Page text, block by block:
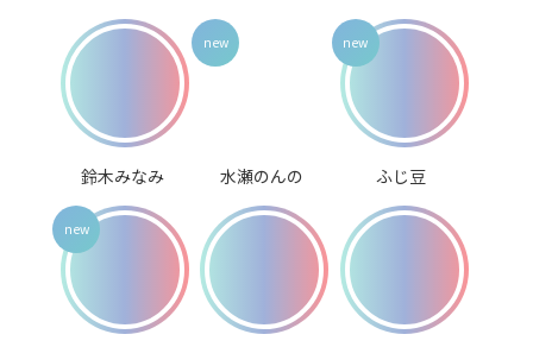
鈴木みなみ 水瀬のんの ふじ豆